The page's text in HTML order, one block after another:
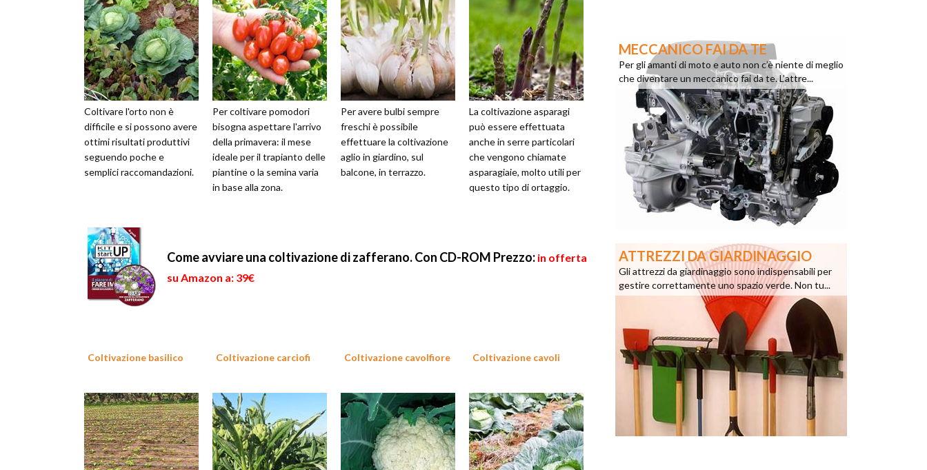
Coltivare l'orto non è
difficile e si possono avere
ottimi risultati produttivi
seguendo poche e
semplici raccomandazioni.
Per coltivare pomodori
bisogna aspettare l'arrivo
della primavera: il mese
ideale per il trapianto delle
piantine o la semina varia
in base alla zona.
Per avere bulbi sempre
freschi è possibile
effettuare la coltivazione
aglio in giardino, sul
balcone, in terrazzo.
La coltivazione asparagi
può essere effettuata
anche in serre particolari
che vengono chiamate
asparagiaie, molto utili per
questo tipo di ortaggio.
Come avviare una coltivazione di zafferano. Con CD-ROM Prezzo: in offerta
su Amazon a: 39€
Coltivazione basilico Coltivazione carciofi Coltivazione cavolfiore Coltivazione cavoli
MECCANICO FAI DA TE
Per gli amanti di moto e auto non c’è niente di meglio
che diventare un meccanico fai da te. L’attre...
ATTREZZI DA GIARDINAGGIO
Gli attrezzi da giardinaggio sono indispensabili per
gestire correttamente uno spazio verde. Non tu...